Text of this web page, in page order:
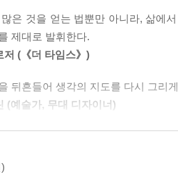
을 정치적인 수단으로 삼았던 바로
내는 트레이시 에민, 초상화에 모
예술가 중에는 우리에게 다소 낯선
을 따라가는 일은 곧 나의 세계를
예술은 이해의 대상이 아니라 세상
은 것을 얻는 법뿐만 아니라, 삶에
제대로 발휘한다.
저 (《더 타임스》)
뒤흔들어 생각의 지도를 다시 그리
(예술가, 무대 디자이너)
트